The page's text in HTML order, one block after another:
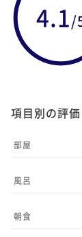
4.1/
項目別の評価
部屋
風呂
朝食